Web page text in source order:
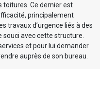
toitures. Ce dernier est
principalement
travaux d’urgence liés à des
avec cette structure.
et pour lui demander
auprès de son bureau.